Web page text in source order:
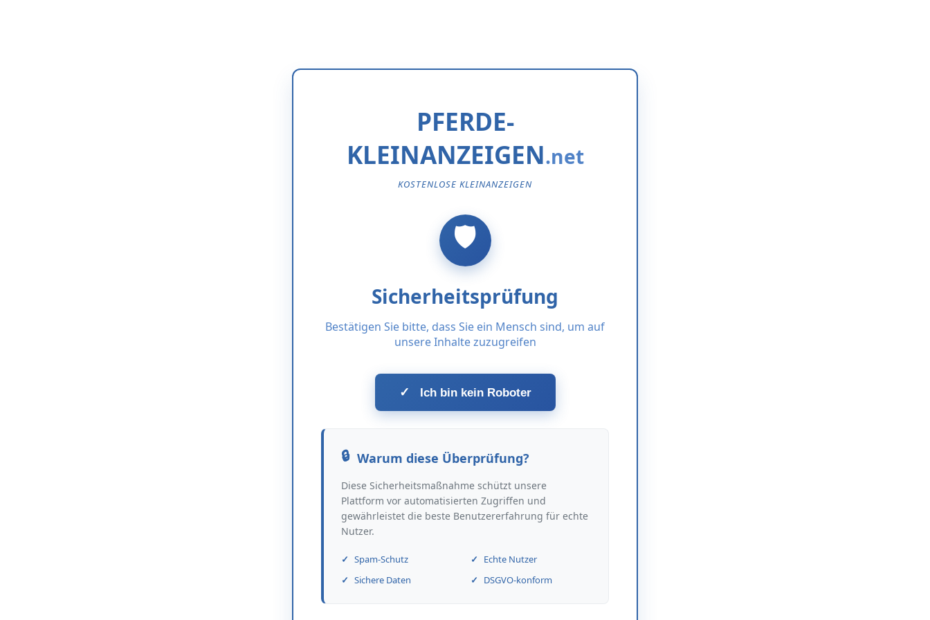
PFERDE-
KLEINANZEIGEN
KOSTENLOSE KLEINANZEIGEN
Sicherheitsprüfung
Bestätigen Sie bitte, dass Sie ein Mensch sind, um auf
unsere Inhalte zuzugreifen
✓ Ich bin kein Roboter
Warum diese Überprüfung?
Diese Sicherheitsmaßnahme schützt unsere
Plattform vor automatisierten Zugriffen und
gewährleistet die beste Benutzererfahrung für echte
Nutzer.
Spam-Schutz
Echte Nutzer
Sichere Daten
DSGVO-konform